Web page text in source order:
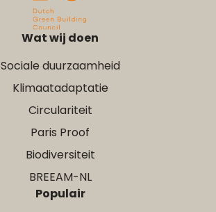
Wat wij doen
Sociale duurzaamheid
Klimaatadaptatie
Circulariteit
Paris Proof
Biodiversiteit
BREEAM-NL
Populair